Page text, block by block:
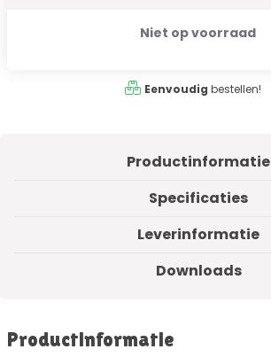
Niet op voorraad
Eenvoudig bestellen!
Productinformatie
Specificaties
Leverinformatie
Downloads
Productinformatie